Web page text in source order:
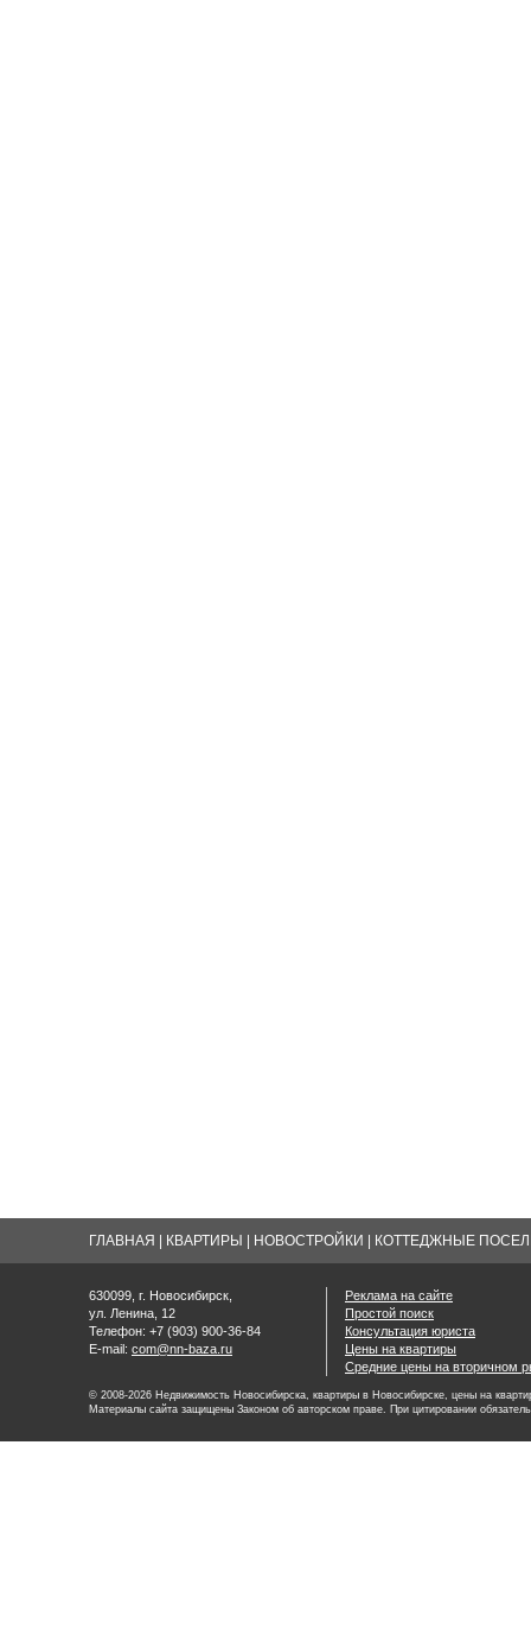
ГЛАВНАЯ КВАРТИРЫ НОВОСТРОЙКИ КОТТЕДЖНЫЕ
630099, г. Новосибирск,
ул. Ленина, 12
Телефон: +7 (903) 900-36-84
E-mail: com@nn-baza.ru
Реклама на сайте
Простой поиск
Консультация юриста
Цены на квартиры
Средние цены на вторичном
© 2008-2026 Недвижимость Новосибирска, квартиры в Новосибирске, цены на
Материалы сайта защищены Законом об авторском праве. При цитировании